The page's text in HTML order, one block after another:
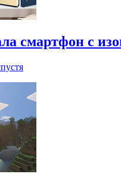
смартфон с